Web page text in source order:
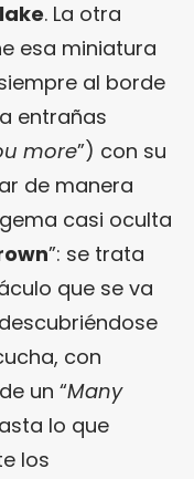
. La otra
esa miniatura
al borde
entrañas
more”) con su
de manera
casi oculta
”: se trata
que se va
con
un “Many
lo que
los